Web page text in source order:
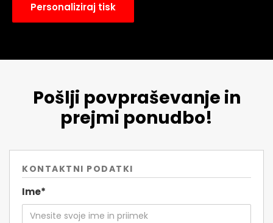
Personaliziraj tisk
Pošlji povpraševanje in
prejmi ponudbo!
KONTAKTNI PODATKI
Ime*